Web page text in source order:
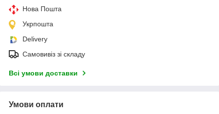
Нова Пошта
Укрпошта
Delivery
Самовивіз зі складу
Всі умови доставки
Умови оплати